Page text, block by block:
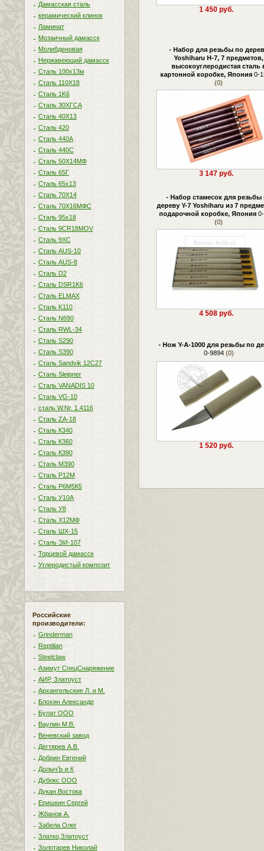
Дамасская сталь
керамический клинок
Ламинат
Мозаичный дамасск
Молибденовая
Нержавеющий дамасск
Сталь 100х13м
Сталь 110Х18
Сталь 1K6
Сталь 30ХГСА
Сталь 40Х13
Сталь 420
Сталь 440A
Сталь 440С
Сталь 50Х14МФ
Сталь 65Г
Сталь 65х13
Сталь 70Х14
Сталь 70Х16МФС
Сталь 95х18
Сталь 9CR18MOV
Сталь 9ХС
Сталь AUS-10
Сталь AUS-8
Сталь D2
Сталь DSR1K6
Сталь ELMAX
Сталь K110
Сталь N690
Сталь RWL-34
Сталь S290
Сталь S390
Сталь Sandvik 12C27
Сталь Sleipner
Сталь VANADIS 10
Сталь VG-10
сталь W.Nr. 1.4116
Сталь ZA-18
Сталь К340
Сталь К360
Сталь К390
Сталь М390
Сталь Р12М
Сталь Р6М5К5
Сталь У10А
Сталь У8
Сталь Х12МФ
Сталь ШХ-15
Сталь ЭИ-107
Торцевой дамасск
Углеродистый композит
Российские
производители:
Grinderman
Reptilian
Steelclaw
Азимут СпецСнаряжение
АИР, Златоуст
Архангельские Л. и М.
Блохин Александр
Булат ООО
Ваулин М.В.
Веневский завод
Дегтярев А.В.
Добрин Евгений
ДолычЪ и К
Дубокс ООО
Дукан Востока
Епишкин Сергей
Жбанов А.
Забела Олег
Златко,Златоуст
Золотарев Николай
1 450 руб.
- Набор для резьбы по
Yoshiharu H-7, 7 предметов,
высокоуглеродистая сталь
картонной коробке, Япония0-
(0)
3 147 руб.
- Набор стамесок для резьбы
дереву Y-7 Yoshiharu из 7
подарочной коробке, Япония
(0)
4 508 руб.
- Нож Y-A-1000 для резьбы по
0-9894(0)
1 520 руб.